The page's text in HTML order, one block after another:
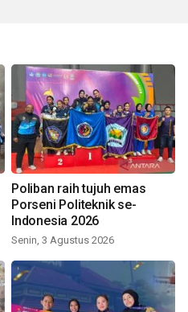
Poliban raih tujuh emas
Porseni Politeknik se-
Indonesia 2026
Senin, 3 Agustus 2026